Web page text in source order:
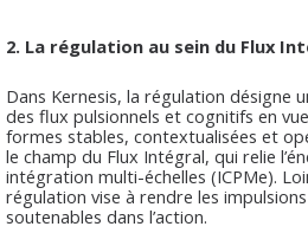
2. La régulation au sein du Flux
Dans Kernesis, la régulation désigne
des flux pulsionnels et cognitifs en
formes stables, contextualisées et
le champ du Flux Intégral, qui relie
intégration multi-échelles (ICPMe).
régulation vise à rendre les
soutenables dans l’action.